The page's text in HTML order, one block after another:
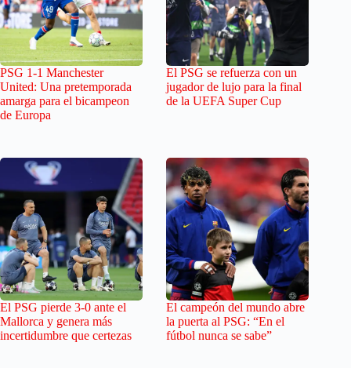
PSG 1-1 Manchester
United: Una pretemporada
amarga para el bicampeon
de Europa
El PSG se refuerza con un
jugador de lujo para la final
de la UEFA Super Cup
El PSG pierde 3-0 ante el
Mallorca y genera más
incertidumbre que certezas
El campeón del mundo abre
la puerta al PSG: “En el
fútbol nunca se sabe”